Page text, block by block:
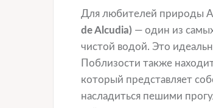
Для любителей природы
de Alcudia) — один из
чистой водой. Это
Поблизости также
который представляет
насладиться пешими